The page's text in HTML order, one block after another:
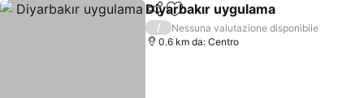
CondividiAggiungi ai preferiti
Diyarbakır uygulama
/
Nessuna valutazione disponibile
0.6 km da: Centro